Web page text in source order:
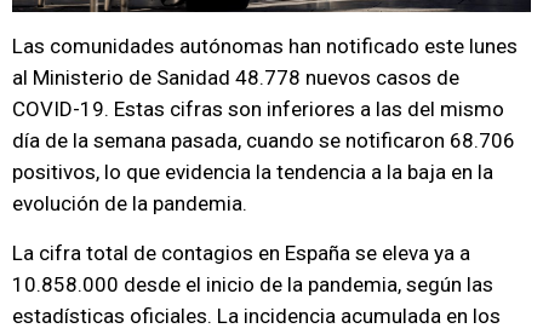
Las comunidades autónomas han notificado este lunes
al Ministerio de Sanidad 48.778 nuevos casos de
COVID-19. Estas cifras son inferiores a las del mismo
día de la semana pasada, cuando se notificaron 68.706
positivos, lo que evidencia la tendencia a la baja en la
evolución de la pandemia.
La cifra total de contagios en España se eleva ya a
10.858.000 desde el inicio de la pandemia, según las
estadísticas oficiales. La incidencia acumulada en los